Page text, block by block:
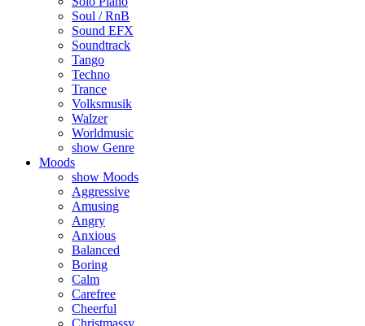
Soul / RnB
Sound EFX
Soundtrack
Tango
Techno
Trance
Volksmusik
Walzer
Worldmusic
show Genre
Moods
show Moods
Aggressive
Amusing
Angry
Anxious
Balanced
Boring
Calm
Carefree
Cheerful
Christmassy